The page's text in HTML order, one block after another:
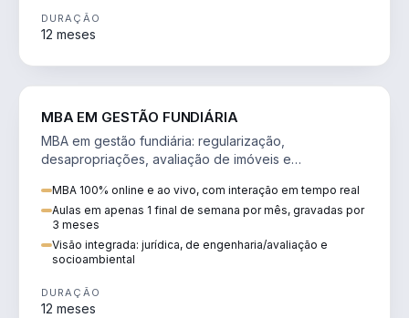
DURAÇÃO
12 meses
MBA EM GESTÃO FUNDIÁRIA
MBA em gestão fundiária: regularização,
desapropriações, avaliação de imóveis e
MBA 100% online e ao vivo, com interação em tempo real
Aulas em apenas 1 final de semana por mês, gravadas por
3 meses
Visão integrada: jurídica, de engenharia/avaliação e
socioambiental
DURAÇÃO
12 meses